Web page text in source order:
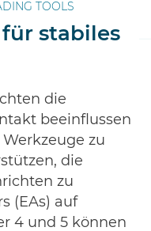
TOOLS
für stabiles
die
beeinflussen
zu
die
zu
(EAs) auf
4 und 5 können